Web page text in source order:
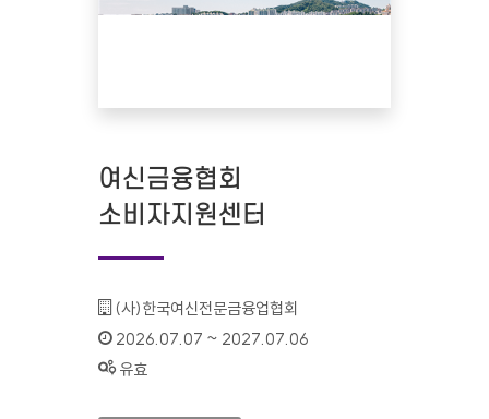
여신금융협회
소비자지원센터
기관명 :
(사)한국여신전문금융업협회
인증기간 :
2026.07.07 ~ 2027.07.06
상태 :
유효